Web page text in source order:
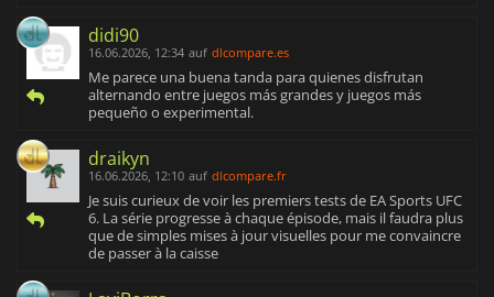
didi90
16.06.2026, 12:34 auf dlcompare.es
Me parece una buena tanda para quienes disfrutan
alternando entre juegos más grandes y juegos más
pequeño o experimental.
draikyn
16.06.2026, 12:10 auf dlcompare.fr
Je suis curieux de voir les premiers tests de EA Sports UFC
6. La série progresse à chaque épisode, mais il faudra plus
que de simples mises à jour visuelles pour me convaincre
de passer à la caisse